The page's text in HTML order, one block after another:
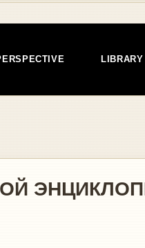
LIBRARY